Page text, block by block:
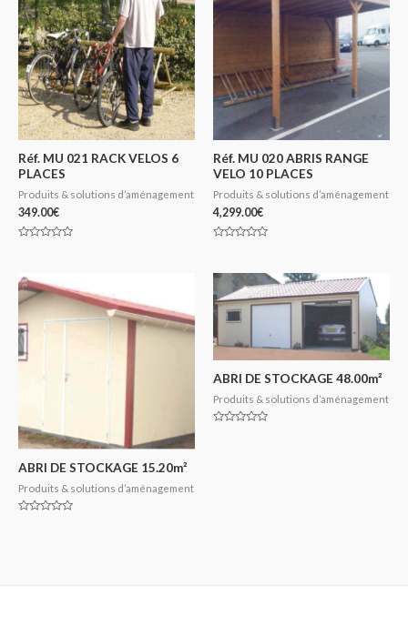
Réf. MU 021 RACK VELOS 6
PLACES
Produits & solutions d’aménagement
349.00€
5
Réf. MU 020 ABRIS RANGE
VELO 10 PLACES
Produits & solutions d’aménagement
4,299.00€
5
ABRI DE STOCKAGE 15.20m²
Produits & solutions d’aménagement
ABRI DE STOCKAGE 48.00m²
Produits & solutions d’aménagement